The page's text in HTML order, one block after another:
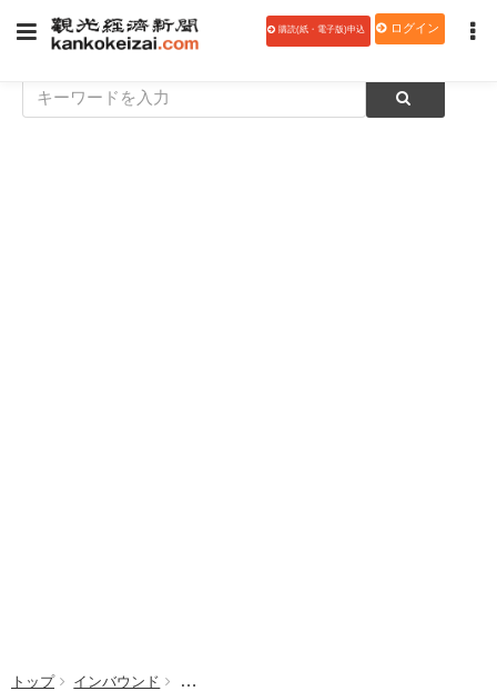
購読(紙・電子版)申込 ログイン
トップ インバウンド 訪日ラボ、「インバウンド業界カオスマップ